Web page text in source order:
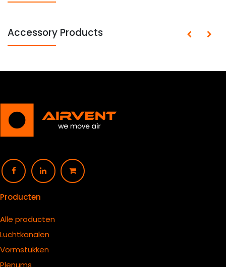
Accessory Products
Producten
Alle producten
Luchtkanalen
Vormstukken
Plenums